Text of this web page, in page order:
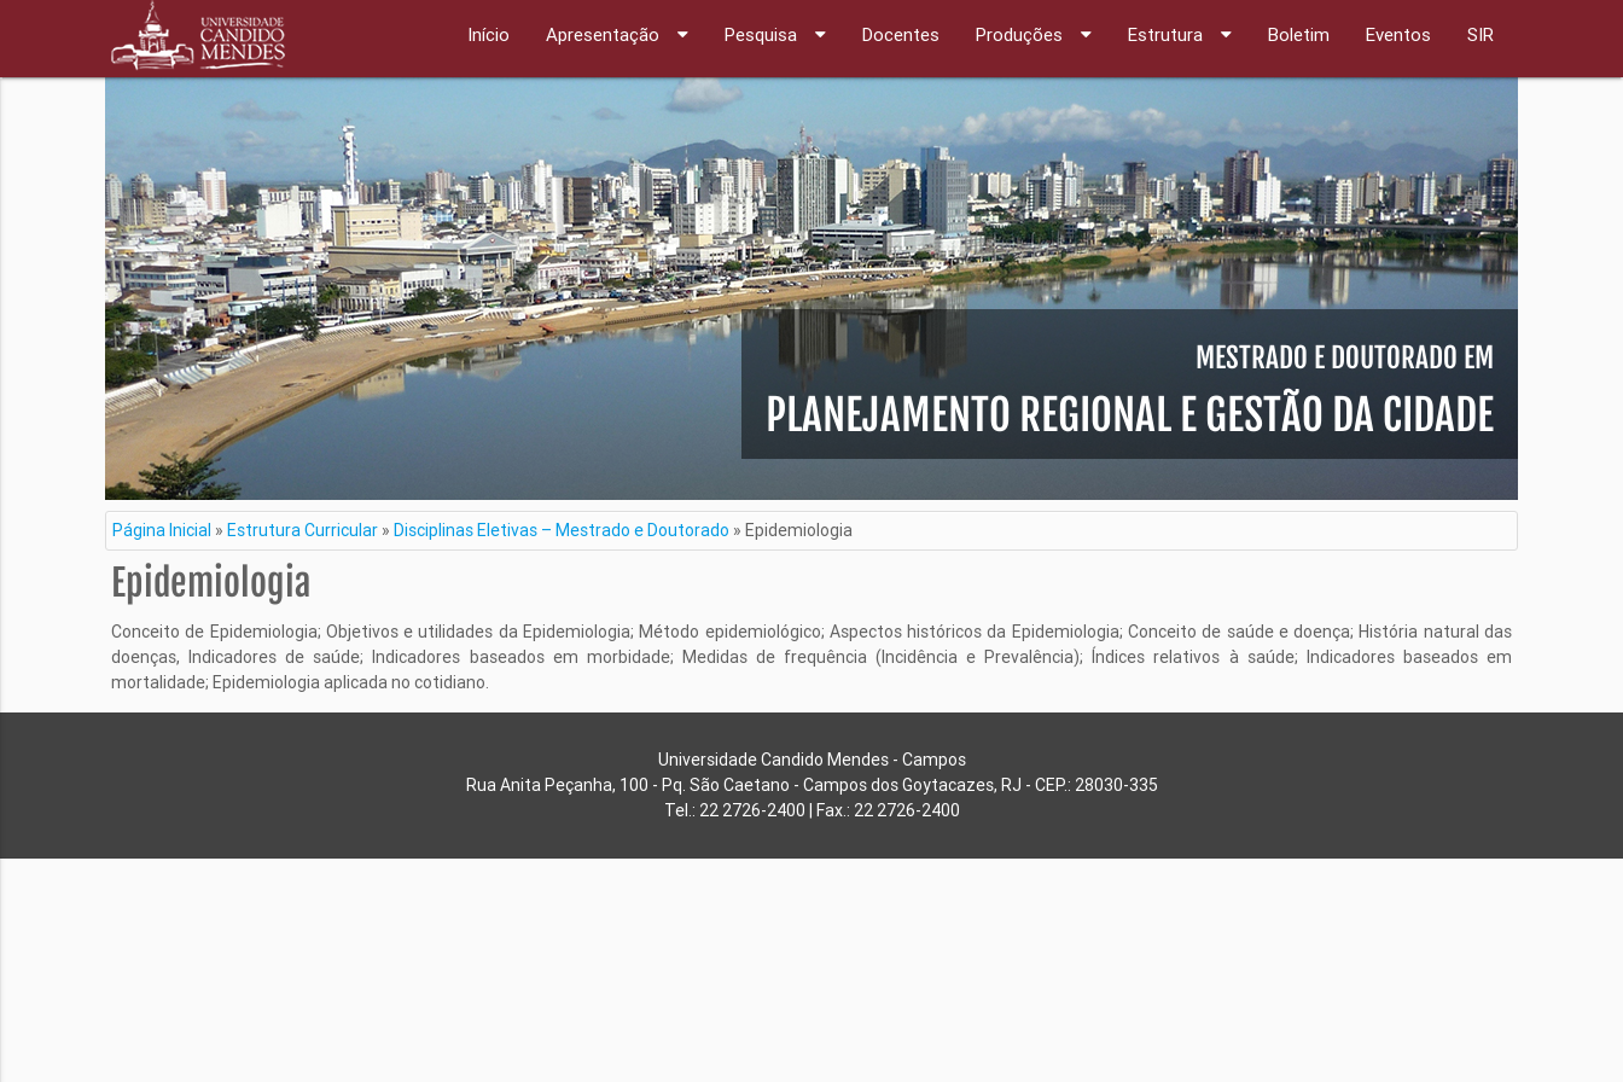
Início Apresentação Pesquisa Docentes Produções Estrutura Boletim Eventos SIR
MESTRADO E DOUTORADO EM
PLANEJAMENTO REGIONAL E GESTÃO DA CIDADE
Página Inicial » Estrutura Curricular » Disciplinas Eletivas – Mestrado e Doutorado » Epidemiologia
Epidemiologia
Conceito de Epidemiologia; Objetivos e utilidades da Epidemiologia; Método epidemiológico; Aspectos históricos da Epidemiologia; Conceito de saúde e doença; História natural das
doenças, Indicadores de saúde; Indicadores baseados em morbidade; Medidas de frequência (Incidência e Prevalência); Índices relativos à saúde; Indicadores baseados em
mortalidade; Epidemiologia aplicada no cotidiano.
Universidade Candido Mendes - Campos
Rua Anita Peçanha, 100 - Pq. São Caetano - Campos dos Goytacazes, RJ - CEP.: 28030-335
Tel.: 22 2726-2400 | Fax.: 22 2726-2400